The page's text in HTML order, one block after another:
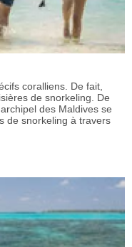
coralliens. De fait,
de snorkeling. De
des Maldives se
de snorkeling à travers